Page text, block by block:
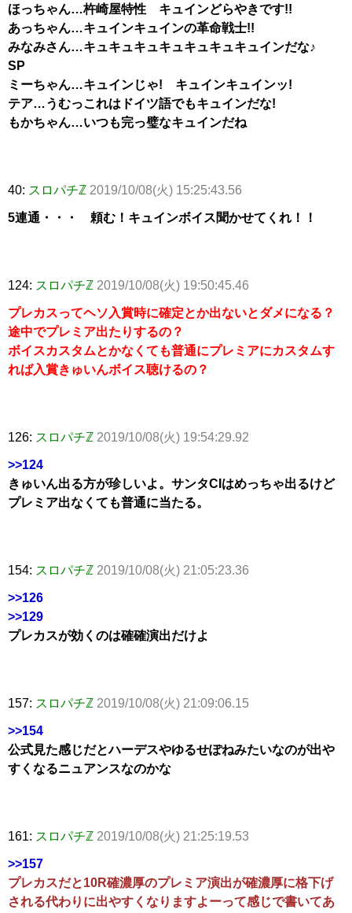
ほっちゃん…杵崎屋特性 キュインどらやきです!!
あっちゃん…キュインキュインの革命戦士!!
みなみさん…キュキュキュキュキュキュキュインだな♪
SP
ミーちゃん…キュインじゃ! キュインキュインッ!
テア…うむっこれはドイツ語でもキュインだな!
もかちゃん…いつも完っ璧なキュインだね
40: スロパチℤ 2019/10/08(火) 15:25:43.56
5連通・・・ 頼む！キュインボイス聞かせてくれ！！
124: スロパチℤ 2019/10/08(火) 19:50:45.46
プレカスってヘソ入賞時に確定とか出ないとダメになる？
途中でプレミア出たりするの？
ボイスカスタムとかなくても普通にプレミアにカスタムす
れば入賞きゅいんボイス聴けるの？
126: スロパチℤ 2019/10/08(火) 19:54:29.92
>>124
きゅいん出る方が珍しいよ。サンタCIはめっちゃ出るけど
プレミア出なくても普通に当たる。
154: スロパチℤ 2019/10/08(火) 21:05:23.36
>>126
>>129
プレカスが効くのは確確演出だけよ
157: スロパチℤ 2019/10/08(火) 21:09:06.15
>>154
公式見た感じだとハーデスやゆるせぽねみたいなのが出や
すくなるニュアンスなのかな
161: スロパチℤ 2019/10/08(火) 21:25:19.53
>>157
プレカスだと10R確濃厚のプレミア演出が確濃厚に格下げ
される代わりに出やすくなりますよーって感じで書いてあ